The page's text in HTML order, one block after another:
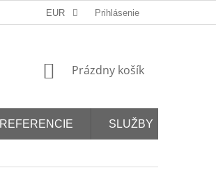
EUR Prihlásenie
NÁKUPNÝ
Prázdny košík
REFERENCIE SLUŽBY